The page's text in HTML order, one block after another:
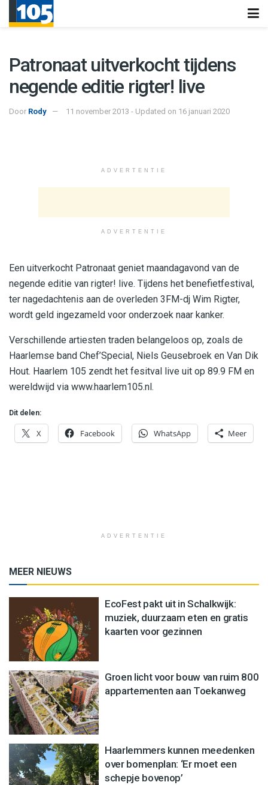
Patronaat uitverkocht tijdens
negende editie rigter! live
Door Rody 11 november 2013 - Updated on 16 januari 2020
ADVERTENTIE
ADVERTENTIE
Een uitverkocht Patronaat geniet maandagavond van de
negende editie van rigter! live. Tijdens het benefietfestival,
ter nagedachtenis aan de overleden 3FM-dj Wim Rigter,
wordt geld ingezameld voor onderzoek naar kanker.
Verschillende artiesten traden belangeloos op, zoals de
Haarlemse band Chef’Special, Niels Geusebroek en Van Dik
Hout. Haarlem 105 zendt het fesitval live uit op 89.9 FM en
wereldwijd via www.haarlem105.nl.
Dit delen:
X Facebook WhatsApp Meer
ADVERTENTIE
MEER NIEUWS
EcoFest pakt uit in Schalkwijk:
muziek, duurzaam eten en gratis
kaarten voor gezinnen
Groen licht voor bouw van ruim 800
appartementen aan Toekanweg
Haarlemmers kunnen meedenken
over bomenplan: ‘Er moet een
schepje bovenop’